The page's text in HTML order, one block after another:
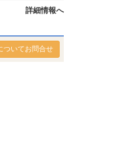
詳細情報へ
ついてお問合せ